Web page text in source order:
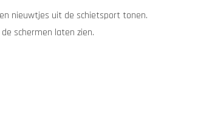
nieuwtjes uit de schietsport tonen.
schermen laten zien.